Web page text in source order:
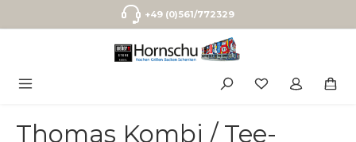
Zum Hauptinhalt springen+49 (0)561/772329
Thomas Kombi / Tee-